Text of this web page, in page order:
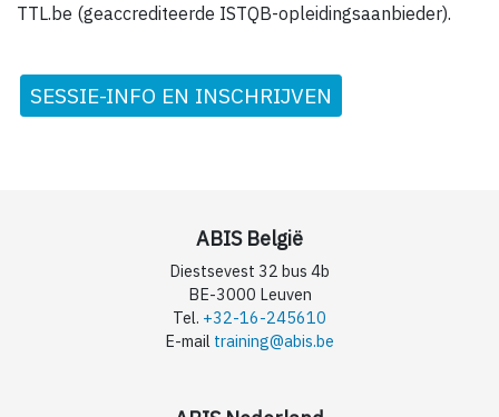
TTL.be (geaccrediteerde ISTQB-opleidingsaanbieder).
SESSIE-INFO EN INSCHRIJVEN
ABIS België
Diestsevest 32 bus 4b
BE-3000 Leuven
Tel. +32-16-245610
E-mail training@abis.be